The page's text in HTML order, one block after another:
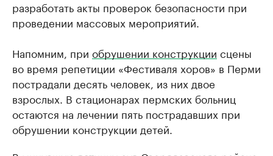
разработать акты проверок безопасности при
проведении массовых мероприятий.
Напомним, при обрушении конструкции сцены
во время репетиции «Фестиваля хоров» в Перми
пострадали десять человек, из них двое
взрослых. В стационарах пермских больниц
остаются на лечении пять пострадавших при
обрушении конструкции детей.